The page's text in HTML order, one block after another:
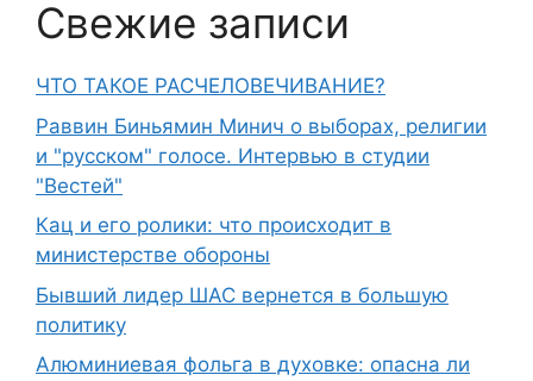
Свежие записи
ЧТО ТАКОЕ РАСЧЕЛОВЕЧИВАНИЕ?
Раввин Биньямин Минич о выборах, религии
и "русском" голосе. Интервью в студии
"Вестей"
Кац и его ролики: что происходит в
министерстве обороны
Бывший лидер ШАС вернется в большую
политику
Алюминиевая фольга в духовке: опасна ли